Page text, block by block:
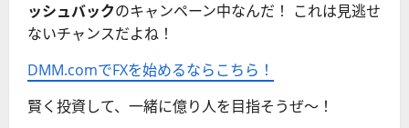
ッシュバックのキャンペーン中なんだ！ これは見逃せ
ないチャンスだよね！
DMM.comでFXを始めるならこちら！
賢く投資して、一緒に億り人を目指そうぜ〜！